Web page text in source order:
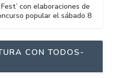
con elaboraciones de
popular el sábado 8
CON TODOS-